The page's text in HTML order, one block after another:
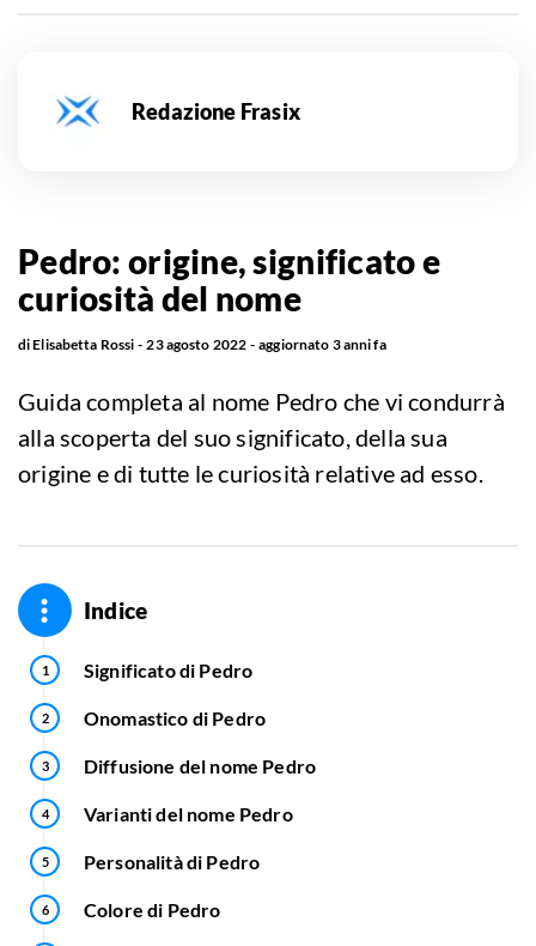
Redazione Frasix
Pedro: origine, significato e
curiosità del nome
diElisabetta Rossi 23 agosto 2022 aggiornato 3 anni fa
Guida completa al nome Pedro che vi condurrà
alla scoperta del suo significato, della sua
origine e di tutte le curiosità relative ad esso.
Indice
Significato di Pedro
Onomastico di Pedro
Diffusione del nome Pedro
Varianti del nome Pedro
Personalità di Pedro
Colore di Pedro